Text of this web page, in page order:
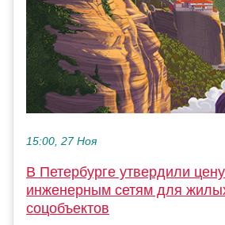
15:00, 27 Ноя
В Петербурге утвердили
инженерным сетям для
соцобъектов